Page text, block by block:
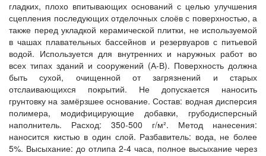
гладких, плохо впитывающих оснований с целью улучшения
сцепления последующих отделочных слоёв с поверхностью, а
также перед укладкой керамической плитки, не используемой
в чашах плавательных бассейнов и резервуаров с питьевой
водой. Используется для внутренних и наружных работ во
всех типах зданий и сооружений (А-В). Поверхность должна
быть сухой, очищенной от загрязнений и старых
отслаивающихся покрытий. Не допускается наносить
грунтовку на замёрзшее основание. Состав: водная дисперсия
полимера, модифицирующие добавки, грубодисперсный
наполнитель. Расход: 350-500 г/м². Метод нанесения:
наносится кистью в один слой. Разбавитель: вода, не более
5%. Высыхание: до отлипа 2-4 часа, полное высыхание через